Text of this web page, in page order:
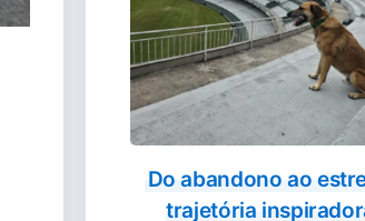
Do abandono ao
trajetória